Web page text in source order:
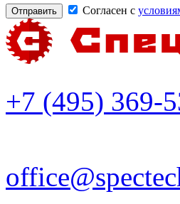
Согласен с
+7 (495) 369-